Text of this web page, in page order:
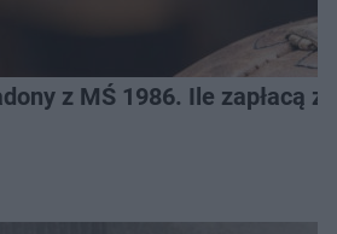
z MŚ 1986. Ile zapłacą